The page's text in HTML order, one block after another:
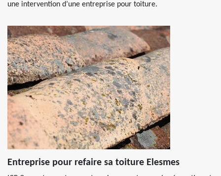
une intervention d’une entreprise pour toiture.
Entreprise pour refaire sa toiture Elesmes